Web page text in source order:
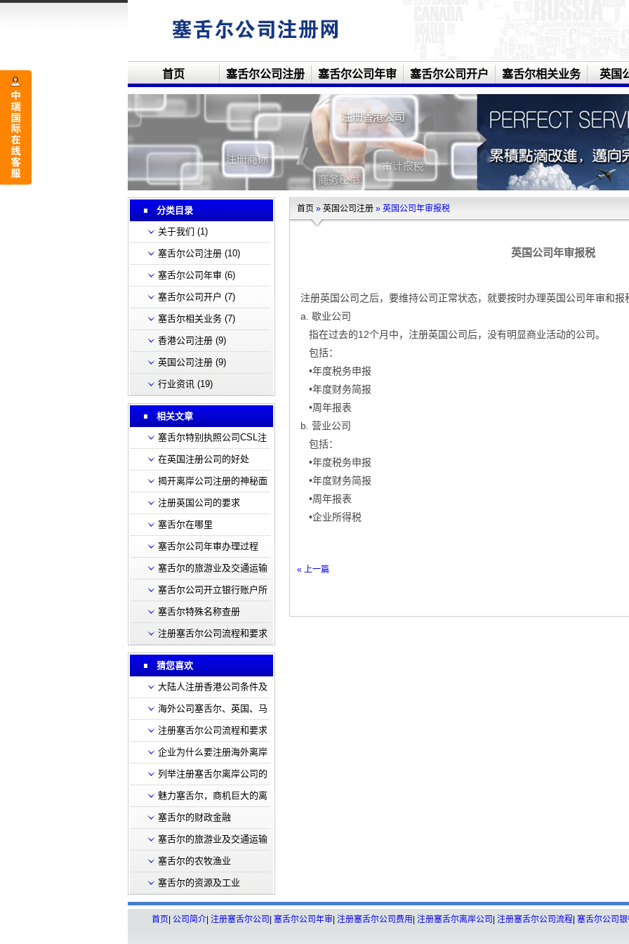
首页 塞舌尔公司注册 塞舌尔公司年审 塞舌尔公司开户 塞舌尔相关业务 英国
分类目录
关于我们 (1)
塞舌尔公司注册 (10)
塞舌尔公司年审 (6)
塞舌尔公司开户 (7)
塞舌尔相关业务 (7)
香港公司注册 (9)
英国公司注册 (9)
行业资讯 (19)
相关文章
塞舌尔特别执照公司CSL注
册
在英国注册公司的好处
揭开离岸公司注册的神秘面
纱
注册英国公司的要求
塞舌尔在哪里
塞舌尔公司年审办理过程
塞舌尔的旅游业及交通运输
塞舌尔公司开立银行账户所
需材料
塞舌尔特殊名称查册
注册塞舌尔公司流程和要求
猜您喜欢
大陆人注册香港公司条件及
流程
海外公司塞舌尔、英国、马
绍尔在深发展开户的基本要
求
注册塞舌尔公司流程和要求
企业为什么要注册海外离岸
公司有什么好处
列举注册塞舌尔离岸公司的
几大好处
魅力塞舌尔，商机巨大的离
岸圣地
塞舌尔的财政金融
塞舌尔的旅游业及交通运输
塞舌尔的农牧渔业
塞舌尔的资源及工业
首页 » 英国公司注册 » 英国公司年审报税
英国公司年审报税
注册英国公司之后，要维持公司正常状态，就要按时办理英国公司年审和报
a. 歇业公司
指在过去的12个月中，注册英国公司后，没有明显商业活动的公司。
包括：
•年度税务申报
•年度财务简报
•周年报表
b. 营业公司
包括：
•年度税务申报
•年度财务简报
•周年报表
•企业所得税
« 上一篇
首页 公司简介 注册塞舌尔公司 塞舌尔公司年审 注册塞舌尔公司费用 注册塞舌尔离岸公司 注册塞舌尔公司流程 塞舌尔公司